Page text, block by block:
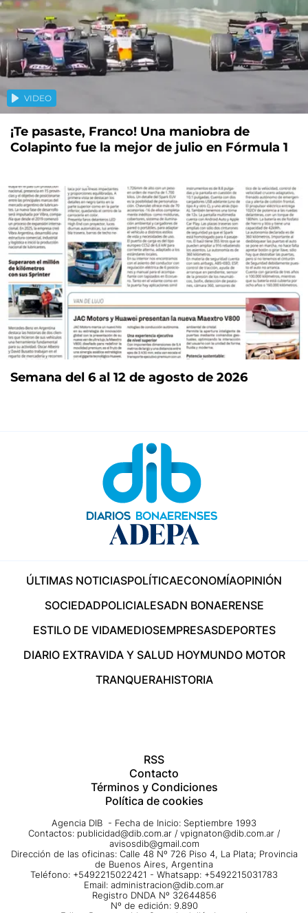
VIDEO
¡Te pasaste, Franco! Una maniobra de
Colapinto fue la mejor de julio en Fórmula 1
Semana del 6 al 12 de agosto de 2026
ÚLTIMAS NOTICIASPOLÍTICAECONOMÍAOPINIÓN
SOCIEDADPOLICIALESADN BONAERENSE
ESTILO DE VIDAMEDIOSEMPRESASDEPORTES
DIARIO EXTRAVIDA Y SALUD HOYMUNDO MOTOR
TRANQUERAHISTORIA
RSS
Contacto
Términos y Condiciones
Política de cookies
Agencia DIB - Fecha de Inicio: Septiembre 1993
Contactos: publicidad@dib.com.ar / vpignaton@dib.com.ar /
avisosdib@gmail.com
Dirección de las oficinas: Calle 48 Nº 726 Piso 4, La Plata; Provincia
de Buenos Aires, Argentina
Teléfono: +5492215022421 - Whatsapp: +5492215031783
Email: administracion@dib.com.ar
Registro DNDA Nº 32644856
Nº de edición: 9.890